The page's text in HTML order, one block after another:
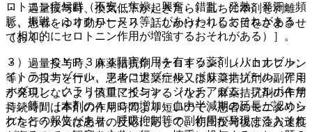
・ 過量投与時、換気低下が起きたら、直ちに本剤を剥離
し、患者をゆり動かしたり、話しかけたりして目をさまさせ
ておく。
・ 過量投与時、麻薬拮抗剤（ナロキソン、レバロルファン
等）の投与を行い、患者に退薬症候又は麻薬拮抗剤の副作用
が発現しないよう慎重に投与する（なお、麻薬拮抗剤の作用
持続時間は本剤の作用時間より短いので、患者のモニタリン
グを行うか又は患者の反応に応じて、初回投与後は注入速度
ロトニン症候群（不安、焦燥、興奮、錯乱、発熱、発汗、頻
脈、振戦、ミオクローヌス等）があらわれるおそれがある
（相加的にセロトニン作用が増強するおそれがある）］。
３）． ＣＹＰ３Ａ４阻害作用を有する薬剤（リトナビル、
イトラコナゾール、フルコナゾール、ボリコナゾール、アミ
オダロン、クラリスロマイシン、ジルチアゼム、フルボキサ
ミン等）［本剤のＡＵＣの増加・血中半減期の延長が認めら
れたとの報告があり、呼吸抑制等の副作用が発現するおそれ